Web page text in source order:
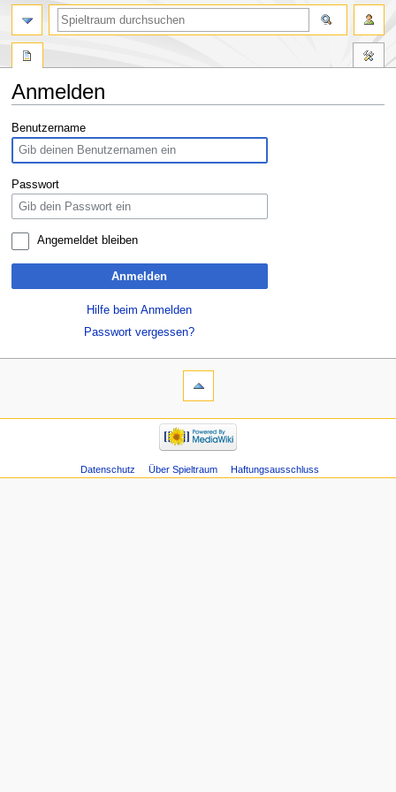
Anmelden
Zur
Navigation
springen
Zur
Suche
springen
Benutzername
Passwort
Angemeldet bleiben
Anmelden
Hilfe beim Anmelden
Passwort vergessen?
Datenschutz Über Spieltraum Haftungsausschluss